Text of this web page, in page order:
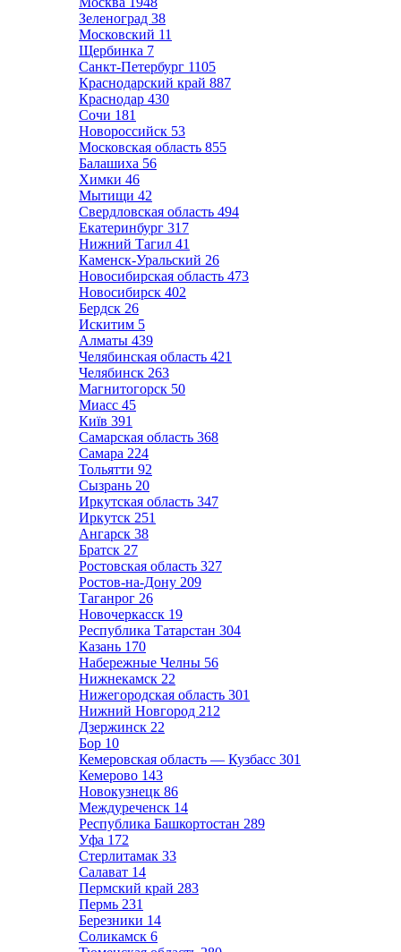
Зеленоград 38
Московский 11
Щербинка 7
Санкт-Петербург 1105
Краснодарский край 887
Краснодар 430
Сочи 181
Новороссийск 53
Московская область 855
Балашиха 56
Химки 46
Мытищи 42
Свердловская область 494
Екатеринбург 317
Нижний Тагил 41
Каменск-Уральский 26
Новосибирская область 473
Новосибирск 402
Бердск 26
Искитим 5
Алматы 439
Челябинская область 421
Челябинск 263
Магнитогорск 50
Миасс 45
Київ 391
Самарская область 368
Самара 224
Тольятти 92
Сызрань 20
Иркутская область 347
Иркутск 251
Ангарск 38
Братск 27
Ростовская область 327
Ростов-на-Дону 209
Таганрог 26
Новочеркасск 19
Республика Татарстан 304
Казань 170
Набережные Челны 56
Нижнекамск 22
Нижегородская область 301
Нижний Новгород 212
Дзержинск 22
Бор 10
Кемеровская область — Кузбасс 301
Кемерово 143
Новокузнецк 86
Междуреченск 14
Республика Башкортостан 289
Уфа 172
Стерлитамак 33
Салават 14
Пермский край 283
Пермь 231
Березники 14
Соликамск 6